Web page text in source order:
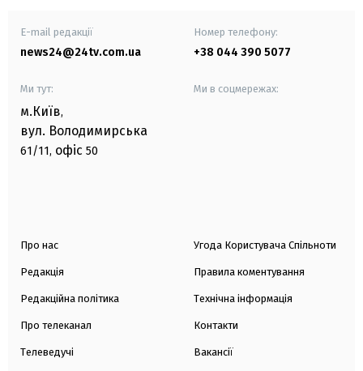
E-mail редакції
news24@24tv.com.ua
Номер телефону:
+38 044 390 5077
Ми тут:
м.Київ,
вул. Володимирська
61/11, офіс 50
Ми в соцмережах:
Про нас
Редакція
Редакційна політика
Про телеканал
Телеведучі
Угода Користувача Спільноти
Правила коментування
Технічна інформація
Контакти
Вакансії